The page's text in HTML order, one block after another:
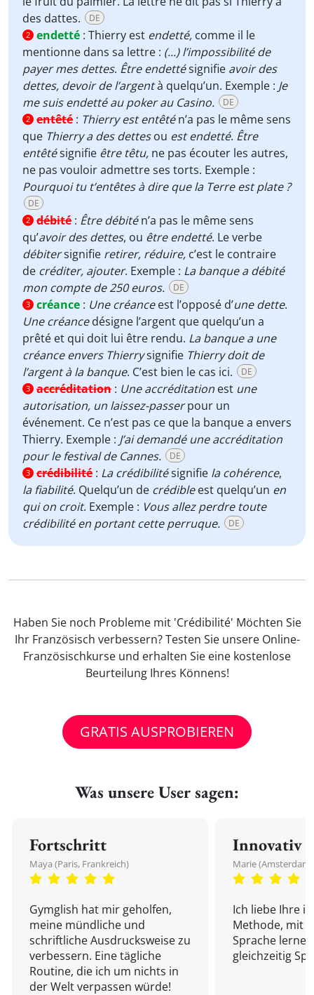
des dattes.
DE
2 endetté : Thierry est endetté, comme il le
mentionne dans sa lettre : (...) l’impossibilité de
payer mes dettes. Être endettésignifie avoir des
dettes, devoir de l’argentà quelqu’un. Exemple : Je
me suis endetté au poker au Casino.
DE
2 entêté : Thierry est entêtén’a pas le même sens
que Thierry a des dettesou est endetté. Être
entêtésignifie être têtu, ne pas écouter les autres,
ne pas vouloir admettre ses torts. Exemple :
Pourquoi tu t’entêtes à dire que la Terre est plate ?
DE
2 débité : Être débitén’a pas le même sens
qu’avoir des dettes, ou être endetté. Le verbe
débitersignifie retirer, réduire, c’est le contraire
de créditer, ajouter. Exemple : La banque a débité
mon compte de 250 euros.
DE
3 créance : Une créanceest l’opposé d’une dette.
Une créancedésigne l’argent que quelqu’un a
prêté et qui doit lui être rendu. La banque a une
créance envers Thierrysignifie Thierry doit de
l’argent à la banque. C’est bien le cas ici. DE
3 accréditation : Une accréditation est une
autorisation, un laissez-passerpour un
événement. Ce n’est pas ce que la banque a envers
Thierry. Exemple : J’ai demandé une accréditation
pour le festival de Cannes.
DE
3 crédibilité : La crédibilitésignifie la cohérence,
la fiabilité. Quelqu’un de crédibleest quelqu’un en
qui on croit. Exemple : Vous allez perdre toute
crédibilité en portant cette perruque.
DE
Haben Sie noch Probleme mit 'Crédibilité' Möchten Sie
Ihr Französisch verbessern? Testen Sie unsere Online-
Französischkurse und erhalten Sie eine kostenlose
Beurteilung Ihres Könnens!
GRATIS AUSPROBIEREN
Was unsere User sagen:
Fortschritt
Maya (Paris, Frankreich)
Gymglish hat mir geholfen,
meine mündliche und
schriftliche Ausdrucksweise zu
verbessern. Eine tägliche
Routine, die ich um nichts in
der Welt verpassen würde!
Innovativ
Marie
Ich liebe Ihre
Methode, mit
Sprache
gleichzeitig